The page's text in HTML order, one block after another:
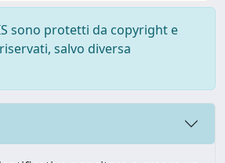
sono protetti da copyright e
salvo diversa